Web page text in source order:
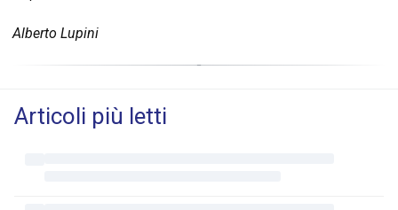
Alberto Lupini
Articoli più letti